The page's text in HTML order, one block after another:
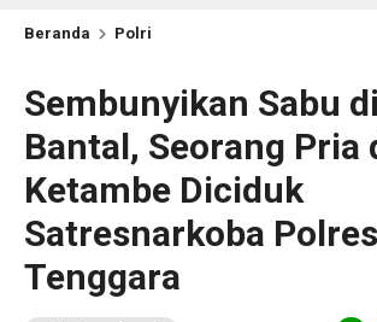
Beranda Polri
Sembunyikan Sabu
Bantal, Seorang Pria
Ketambe Diciduk
Satresnarkoba
Tenggara